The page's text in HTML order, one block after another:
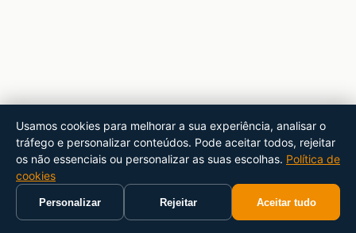
Usamos cookies para melhorar a sua experiência, analisar o
tráfego e personalizar conteúdos. Pode aceitar todos, rejeitar
os não essenciais ou personalizar as suas escolhas. Política de
cookies
Personalizar Rejeitar Aceitar tudo